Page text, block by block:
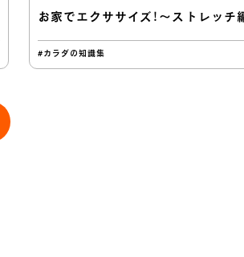
お家でエクササイズ！〜ストレッチ
#カラダの知識集